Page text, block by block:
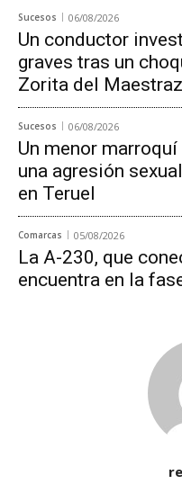
Sucesos 06/08/2026
Un conductor
graves tras un
Zorita del
Sucesos 06/08/2026
Un menor
una agresión
en Teruel
Comarcas 05/08/2026
La A-230, que
encuentra en la